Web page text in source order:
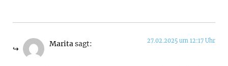
Maritasagt: 27.02.2025 um 12:17 Uhr